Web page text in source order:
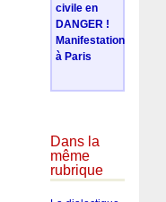
civile en
DANGER !
Manifestation
à Paris
Dans la
même
rubrique